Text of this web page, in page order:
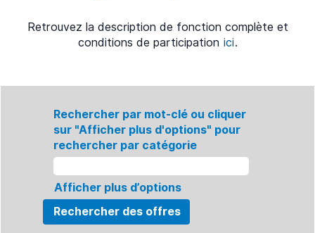
Retrouvez la description de fonction complète et
conditions de participation ici.
Rechercher par mot-clé ou cliquer
sur "Afficher plus d'options" pour
rechercher par catégorie
Afficher plus d’options